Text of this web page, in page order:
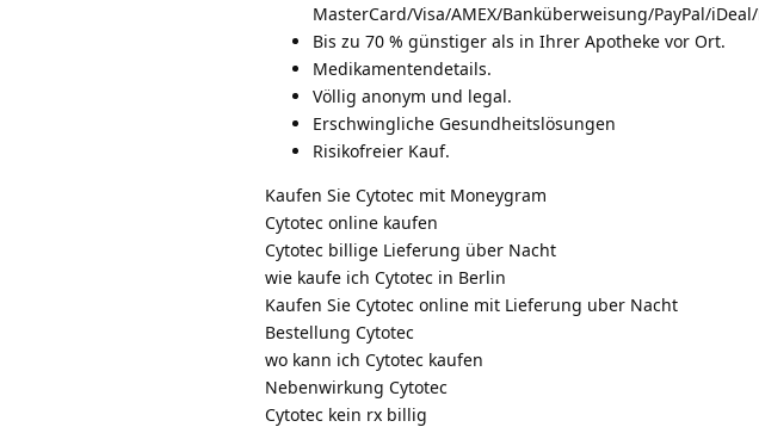
MasterCard/Visa/AMEX/Banküberweisung/PayPal/
Bis zu 70 % günstiger als in Ihrer Apotheke vor Ort.
Medikamentendetails.
Völlig anonym und legal.
Erschwingliche Gesundheitslösungen
Risikofreier Kauf.
Kaufen Sie Cytotec mit Moneygram
Cytotec online kaufen
Cytotec billige Lieferung über Nacht
wie kaufe ich Cytotec in Berlin
Kaufen Sie Cytotec online mit Lieferung uber Nacht
Bestellung Cytotec
wo kann ich Cytotec kaufen
Nebenwirkung Cytotec
Cytotec kein rx billig